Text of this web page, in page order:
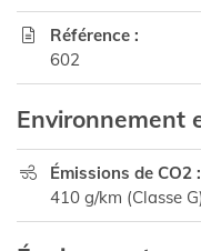

Référence :
602
Environnement

Émissions de CO2 :
410 g/km (Classe